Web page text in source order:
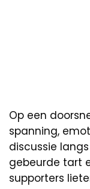
Op een
spanning,
discussie
gebeurde tart
supporters